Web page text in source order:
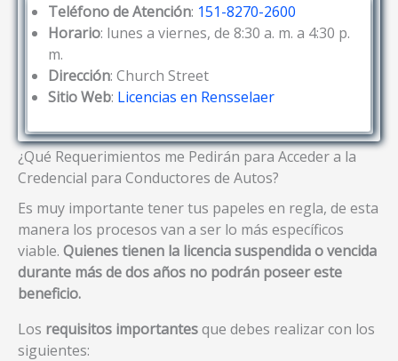
Teléfono de Atención: 151-8270-2600
Horario: lunes a viernes, de 8:30 a. m. a 4:30 p.
m.
Dirección: Church Street
Sitio Web: Licencias en Rensselaer
¿Qué Requerimientos me Pedirán para Acceder a la
Credencial para Conductores de Autos?
Es muy importante tener tus papeles en regla, de esta
manera los procesos van a ser lo más específicos
viable. Quienes tienen la licencia suspendida o vencida
durante más de dos años no podrán poseer este
beneficio.
Los requisitos importantesque debes realizar con los
siguientes: